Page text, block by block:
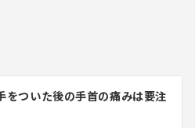
をついた後の手首の痛みは要注